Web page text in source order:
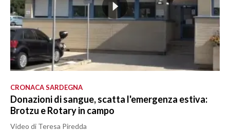
CRONACA SARDEGNA
Donazioni di sangue, scatta l'emergenza estiva:
Brotzu e Rotary in campo
Video di Teresa Piredda